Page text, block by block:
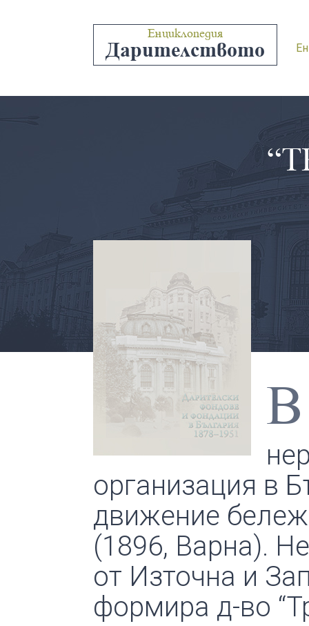
Енциклопедия
Дарителството
В
организация в
движение
(1896, Варна).
от Източна и
формира д-во